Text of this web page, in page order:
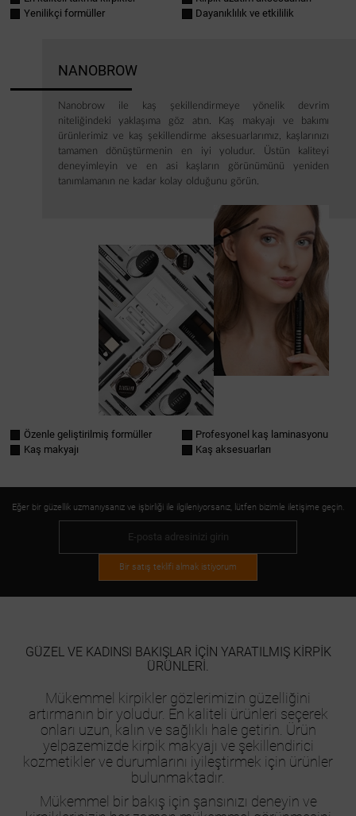
Yenilikçi formüller
Dayanıklılık ve etkililik
NANOBROW
Nanobrow ile kaş şekillendirmeye yönelik devrim
niteliğindeki yaklaşıma göz atın. Kaş makyajı ve bakımı
ürünlerimiz ve kaş şekillendirme aksesuarlarımız, kaşlarınızı
tamamen dönüştürmenin en iyi yoludur. Üstün kaliteyi
deneyimleyin ve en asi kaşların görünümünü yeniden
tanımlamanın ne kadar kolay olduğunu görün.
Özenle geliştirilmiş formüller
Profesyonel kaş laminasyonu
Kaş makyajı
Kaş aksesuarları
Eğer bir güzellik uzmanıysanız ve işbirliği ile ilgileniyorsanız, lütfen bizimle iletişime geçin.
Bir satış teklifi almak istiyorum
GÜZEL VE KADINSI BAKIŞLAR IÇIN YARATILMIŞ KIRPIK
ÜRÜNLERI.
Mükemmel kirpikler gözlerimizin güzelliğini
artırmanın bir yoludur. En kaliteli ürünleri seçerek
onları uzun, kalın ve sağlıklı hale getirin. Ürün
yelpazemizde kirpik makyajı ve şekillendirici
kozmetikler ve durumlarını iyileştirmek için ürünler
bulunmaktadır.
Mükemmel bir bakış için şansınızı deneyin ve